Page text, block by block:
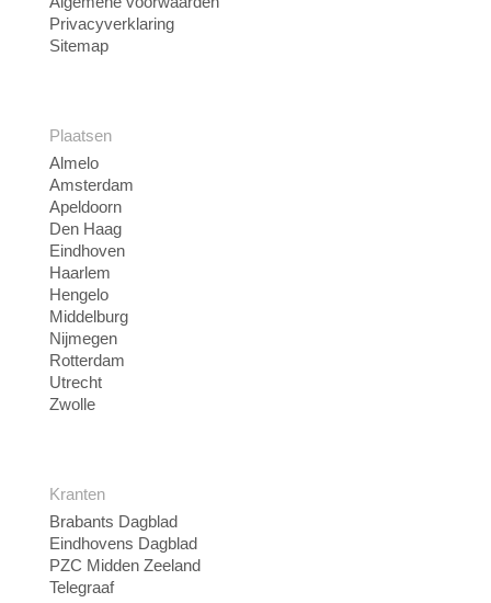
Privacyverklaring
Sitemap
Plaatsen
Almelo
Amsterdam
Apeldoorn
Den Haag
Eindhoven
Haarlem
Hengelo
Middelburg
Nijmegen
Rotterdam
Utrecht
Zwolle
Kranten
Brabants Dagblad
Eindhovens Dagblad
PZC Midden Zeeland
Telegraaf